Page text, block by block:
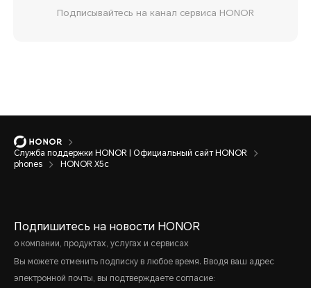
Подписывайтесь на канал сервиса HONOR
Служба поддержки HONOR | Официальный сайт HONOR
phones
HONOR X5c
Подпишитесь на новости HONOR
о компании, продуктах, услугах и сервисах
Вы можете отменить подписку в любое время. Вводя ваш адрес
электронной почты, вы подтверждаете согласие: